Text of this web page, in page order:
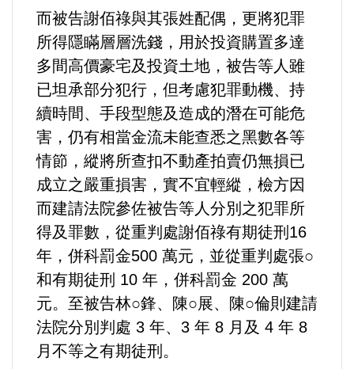
都市發展與都市建設
財務金融/稅制改革
選舉/民調
觀光旅遊
生物科技
出版（影音/圖書/雜誌）
發明/專利
文化資產/文物保護
而被告謝佰祿與其張姓配偶，更將犯罪
所得隱瞞層層洗錢，用於投資購置多達
多間高價豪宅及投資土地，被告等人雖
已坦承部分犯行，但考慮犯罪動機、持
續時間、手段型態及造成的潛在可能危
害，仍有相當金流未能查悉之黑數各等
情節，縱將所查扣不動產拍賣仍無損已
成立之嚴重損害，實不宜輕縱，檢方因
而建請法院參佐被告等人分別之犯罪所
得及罪數，從重判處謝佰祿有期徒刑16
年，併科罰金500 萬元，並從重判處張○
和有期徒刑 10 年，併科罰金 200 萬
元。至被告林○鋒、陳○展、陳○倫則建請
法院分別判處 3 年、3 年 8 月及 4 年 8
月不等之有期徒刑。